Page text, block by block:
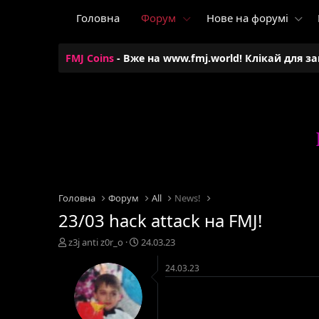
Головна Форум Нове на форумі
FMJ Coins - Вже на www.fmj.world! Клікай для
Головна Форум All News!
23/03 hack attack на FMJ!
А
z3j anti z0r_o
Д
с
т
24.03.23
24.03.23